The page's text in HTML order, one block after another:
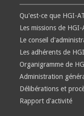
Qu'est-ce que HGI-
Les missions de HGI-
Le conseil
Les adhérents de
Organigramme de
Administration
Délibérations et
Rapport d'activité